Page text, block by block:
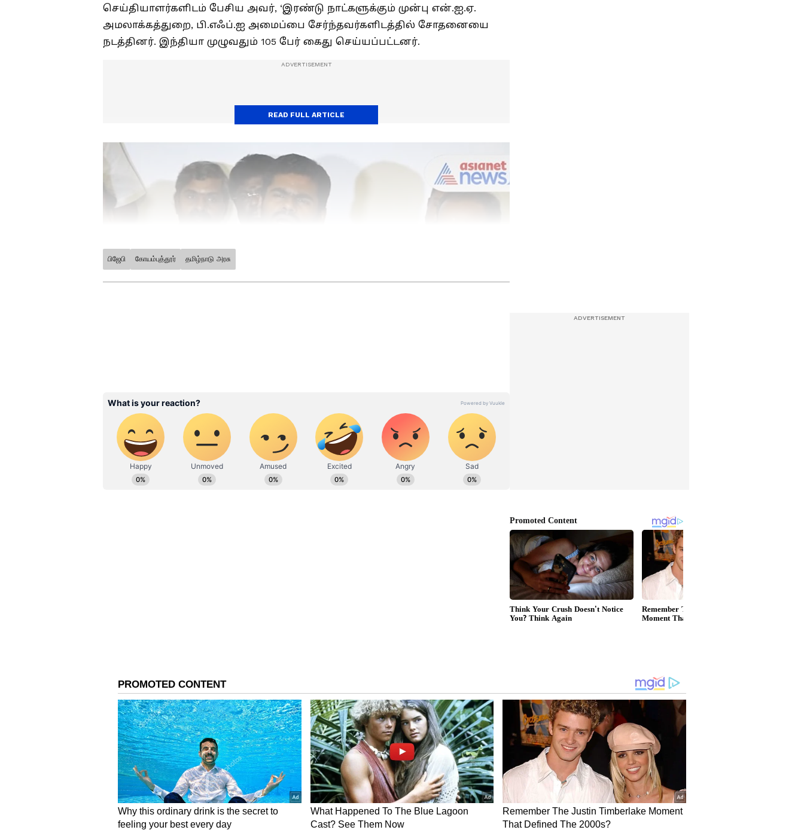
செய்தியாளர்களிடம் பேசிய அவர், ‘இரண்டு நாட்களுக்கும் முன்பு என்.ஐ.ஏ.
அமலாக்கத்துறை, பி.எஃப்.ஐ அமைப்பை சேர்ந்தவர்களிடத்தில் சோதனையை
நடத்தினர். இந்தியா முழுவதும் 105 பேர் கைது செய்யப்பட்டனர்.
நாட்களாக பாஜக தொண்டர்கள் மீது, சொத்துகள் மீது, அலுவலகம் மீது பல்வேறு
தாக்குதல்கள் நடைபெற்று வருகிறது. கோவையில் 12 இடத்தில் பெட்ரோல் குண்டு
வீசப்பட்டுள்ளது. ராமநாதபுரத்தில் 1 இடத்தில், செங்கல்பட்டு 1 இடத்தில் என
தமிழகம் முழுவதும் 19 இடத்தில், ஆர் எஸ்.எஸ். இந்து முண்ணனி நிர்வாகிகள்
மீது தாக்குதல் நடைபெற்றுள்ளது. இது வன்மையாக கண்டிக்கதக்கது. காவல்
துறை என்ன செய்து கொண்டிருக்கிறது என்பது தெரியவில்லை.
பங்கமாக கலாய்க்கும் நெட்டிசன்கள் !
முதல்வர் அமைதி பூங்கா என்று சொல்கிறார். இதையெல்லாம் பார்த்து கொண்டு
நம் தொண்டர்கள் சும்மா இருக்க மாட்டார்கள் அவர்கள் களத்திற்கு வந்தால் என்ன
ஆகும்? இதனை கருத்தில் கொள்ள வேண்டும். ஆனால் பாஜக அமைதியை
விரும்பக்கூடிய கட்சி. மாநில டிஜிபியை சந்தித்து பாதுகாப்பு கோரி மனு
அளித்து கேட்டிருக்கிறோம். அமித்ஷாக்கு கூட கடிதம் எழுதியிருக்றேன்.
பிரிவினை வாதிகளை அடக்க வேண்டும்.
READ FULL ARTICLE
ABOUT THE AUTHOR
Raghupati R
பிஜேபி கோயம்புத்தூர் தமிழ்நாடு அரசு